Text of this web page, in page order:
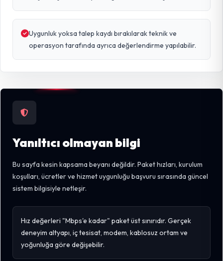
Uygunluk yoksa talep kaydı bırakılarak teknik ve
operasyon tarafında ayrıca değerlendirme yapılabilir.
Yanıltıcı olmayan bilgi
Bu sayfa kesin kapsama beyanı değildir. Paket hızları, kurulum
koşulları, ücretler ve hizmet uygunluğu başvuru sırasında güncel
sistem bilgisiyle netleşir.
Hız değerleri "Mbps'e kadar" paket üst sınırıdır. Gerçek
deneyim altyapı, iç tesisat, modem, kablosuz ortam ve
yoğunluğa göre değişebilir.